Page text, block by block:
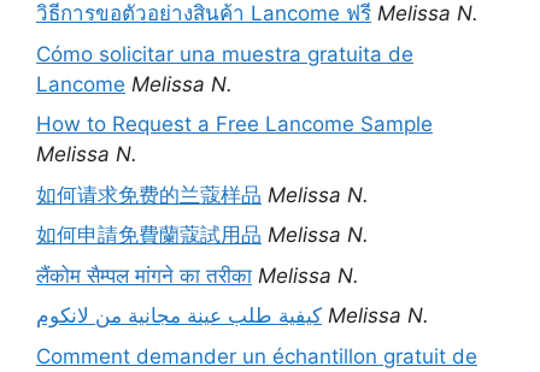
วิธีการขอตัวอย่างสินค้า Lancome ฟรี Melissa N.
Cómo solicitar una muestra gratuita de
Lancome Melissa N.
How to Request a Free Lancome Sample
Melissa N.
如何请求免费的兰蔻样品 Melissa N.
如何申請免費蘭蔻試用品 Melissa N.
लैंकोम सैम्पल मांगने का तरीका Melissa N.
كيفية طلب عينة مجانية من لانكوم Melissa N.
Comment demander un échantillon gratuit de